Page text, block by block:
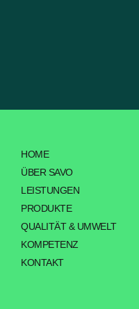
HOME
ÜBER SAVO
LEISTUNGEN
PRODUKTE
QUALITÄT & UMWELT
KOMPETENZ
KONTAKT